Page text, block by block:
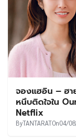
จองแฮอิน – ฮา
หนึบติดใจใน
Netflix
ByTANTARATOn04/